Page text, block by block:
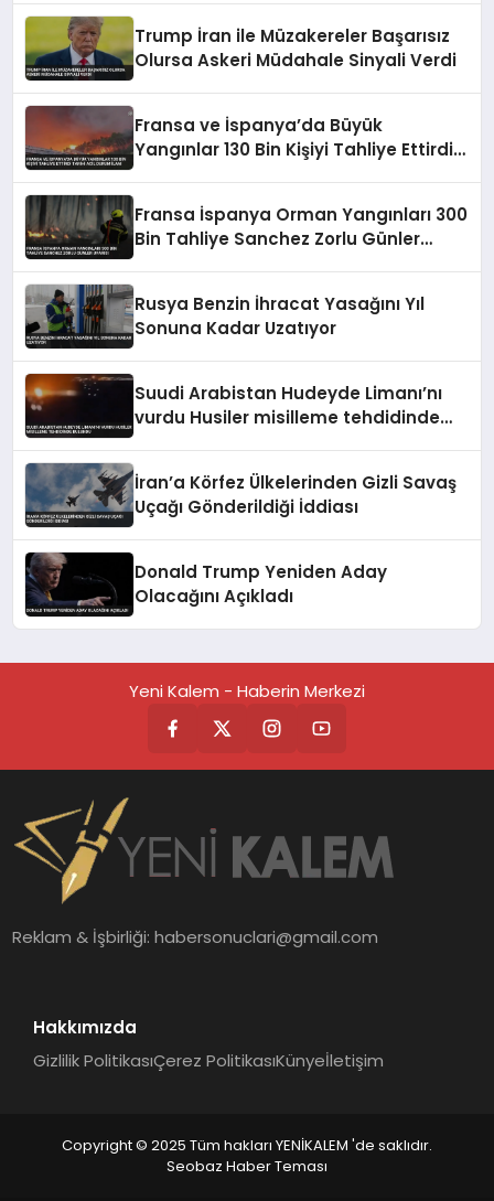
Trump İran ile Müzakereler Başarısız
Olursa Askeri Müdahale Sinyali Verdi
Fransa ve İspanya’da Büyük
Yangınlar 130 Bin Kişiyi Tahliye Ettirdi
Fransa İspanya Orman Yangınları 300
Bin Tahliye Sanchez Zorlu Günler
Rusya Benzin İhracat Yasağını Yıl
Sonuna Kadar Uzatıyor
Suudi Arabistan Hudeyde Limanı’nı
vurdu Husiler misilleme tehdidinde
İran’a Körfez Ülkelerinden Gizli Savaş
Uçağı Gönderildiği İddiası
Donald Trump Yeniden Aday
Olacağını Açıkladı
Yeni Kalem - Haberin Merkezi
Reklam & İşbirliği:habersonuclari@gmail.com
Hakkımızda
Gizlilik PolitikasıÇerez PolitikasıKünyeİletişim
Copyright © 2025 Tüm hakları YENİKALEM 'de saklıdır.
Seobaz Haber Teması